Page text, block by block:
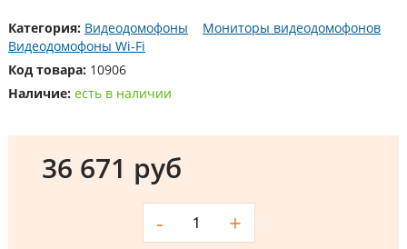
Категория: Видеодомофоны
Мониторы видеодомофонов
Видеодомофоны Wi-Fi
Код товара: 10906
Наличие: есть в наличии
36 671 руб
- +